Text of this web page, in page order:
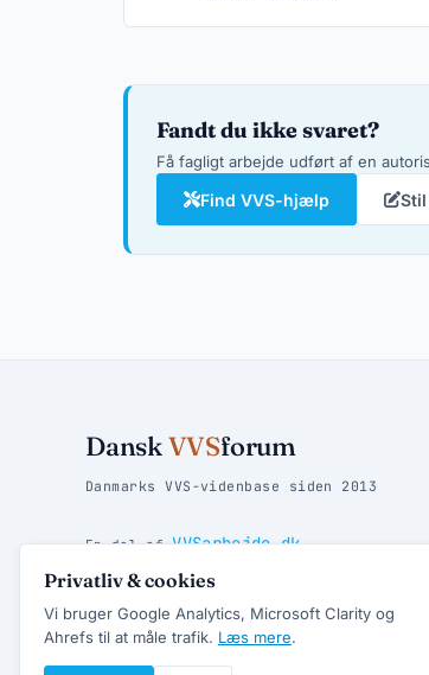
Fandt du ikke svaret?
Få fagligt arbejde udført af en
Find VVS-hjælp
DanskVVSforum
Danmarks VVS-videnbase siden 2013
En del afVVSarbejde.dk
Find danske badesteder hos Vandpjat.dk
Privatliv & cookies
Vi bruger Google Analytics, Microsoft Clarity og
Ahrefs til at måle trafik. Læs mere.